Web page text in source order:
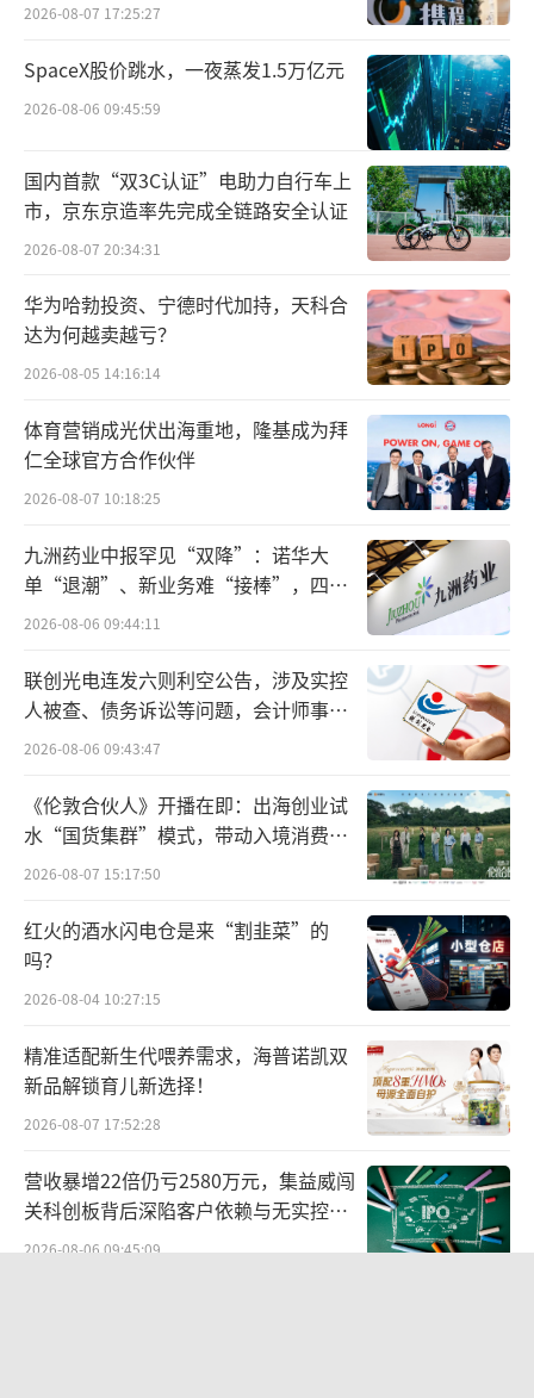
中国城市专家智库委员会常务副秘书长、
浙大城市学院副教授林先平向北京商报记者表
示，“保龄宝董监高频繁变动，可能基于公司
战略调整的需要，通过引入专业管理人才以优
化经营效率、聚焦高毛利业务及加速国际化布
局。然而，高管频繁变动可能对管理团队的稳
定性和战略连续性造成一定影响，增加内部磨
合成本，短期内或影响决策执行效率，长期则
需关注团队凝聚力与企业文化的延续”。
值得注意的是，近一年来，功能代糖上市
企业高管变动十分频繁。2024年12月，莱茵生
物董事长、总经理‌秦本军辞职，因被证监会采
取5年证券市场禁入措施；2025年2月‌，金禾实
业总经理夏家信、副总经理孙彩军因个人原因
辞职，董事长杨乐代行总经理职责；3月，百龙
创园副总经理魏军因达到法定退休年龄辞去职
务；7月，百龙创园董事张昭因个人原因提前离
任；9月8日，华康股份非独立董事杜勇锐辞
职，转任职工代表董事，辞职后继续担任海外
竞争梯队明显
近年来，国家颁布多项健康规划，控制添
加糖摄入量，推动全民参与减糖行动，为代糖
行业发展提供了基础。国家政策还倡导生产经
营者用安全标准允许的天然甜味物质和甜味剂
取代蔗糖，推动了代糖需求的增长。
功能代糖行业作为健康食品产业的重要组
成部分，在中国市场经历了快速发展与激烈竞
争。公开数据显示，功能代糖行业呈现明显的
竞争梯队结构，注册资本超过5亿元的企业主要
包括莱茵生物、金禾实业、晨光生物等，而注
2026-08-07 17:25:27
SpaceX股价跳水，一夜蒸发1.5万亿元
2026-08-06 09:45:59
国内首款“双3C认证”电助力自行车上
市，京东京造率先完成全链路安全认证
2026-08-07 20:34:31
华为哈勃投资、宁德时代加持，天科合
达为何越卖越亏？
2026-08-05 14:16:14
体育营销成光伏出海重地，隆基成为拜
仁全球官方合作伙伴
2026-08-07 10:18:25
九洲药业中报罕见“双降”：诺华大
单“退潮”、新业务难“接棒”，四大
难关待闯
2026-08-06 09:44:11
联创光电连发六则利空公告，涉及实控
人被查、债务诉讼等问题，会计师事务
所曾出具“保留意见”
2026-08-06 09:43:47
《伦敦合伙人》开播在即：出海创业试
水“国货集群”模式，带动入境消费反
向种草
2026-08-07 15:17:50
红火的酒水闪电仓是来“割韭菜”的
吗？
2026-08-04 10:27:15
精准适配新生代喂养需求，海普诺凯双
新品解锁育儿新选择！
2026-08-07 17:52:28
营收暴增22倍仍亏2580万元，集益威闯
关科创板背后深陷客户依赖与无实控人
困局
2026-08-06 09:45:09